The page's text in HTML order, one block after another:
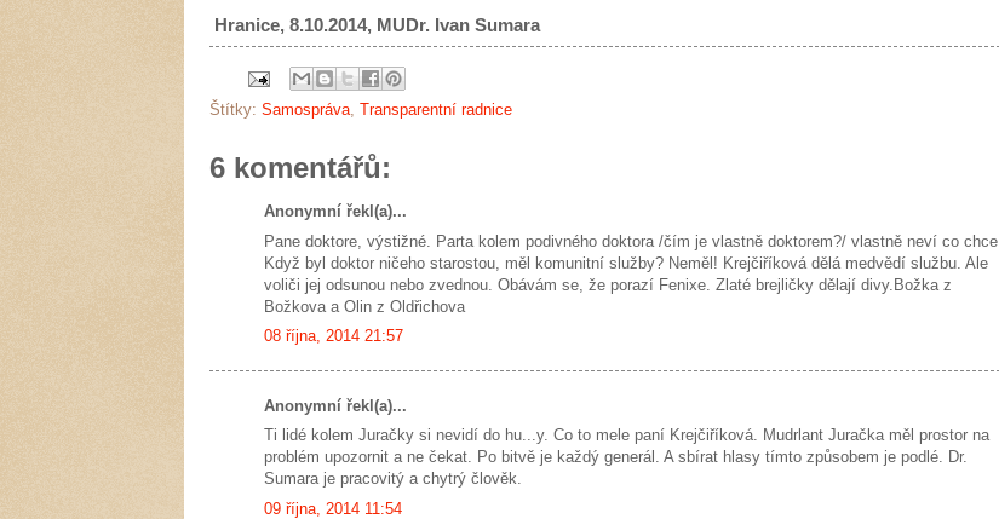
Hranice, 8.10.2014, MUDr. Ivan Sumara
Štítky: Samospráva, Transparentní radnice
6 komentářů:
Anonymní řekl(a)...
Pane doktore, výstižné. Parta kolem podivného doktora /čím je vlastně doktorem?/ vlastně neví co chce.
Když byl doktor ničeho starostou, měl komunitní služby? Neměl! Krejčiříková dělá medvědí službu. Ale
voliči jej odsunou nebo zvednou. Obávám se, že porazí Fenixe. Zlaté brejličky dělají divy.Božka z
Božkova a Olin z Oldřichova
08 října, 2014 21:57
Anonymní řekl(a)...
Ti lidé kolem Juračky si nevidí do hu...y. Co to mele paní Krejčiříková. Mudrlant Juračka měl prostor na
problém upozornit a ne čekat. Po bitvě je každý generál. A sbírat hlasy tímto způsobem je podlé. Dr.
Sumara je pracovitý a chytrý člověk.
09 října, 2014 11:54